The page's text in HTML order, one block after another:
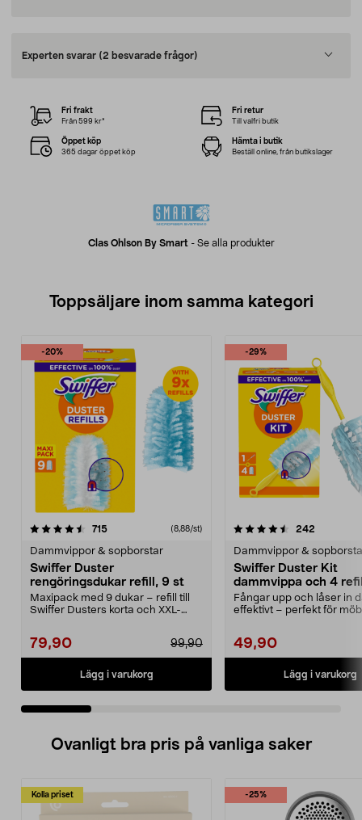
Experten svarar (2 besvarade frågor)
Clas Ohlson By Smart - Se alla produkter
Fri frakt
Från 599 kr*
Fri retur
Till valfri butik
Öppet köp
365 dagar öppet köp
Hämta i butik
Beställ online, från butikslager
Toppsäljare inom samma kategori
-20%
715recensioner (8,88/st)
Dammvippor & sopborstar
Swiffer Duster
rengöringsdukar refill, 9 st
Maxipack med 9 dukar – refill till
Swiffer Dusters korta och XXL-
79,90 99,90
Lägg i varukorg
-29%
4.5 av 5 stjärnor 242
Dammvippor &
Swiffer Duster Kit
dammvippa och 4
Fångar upp och låser in
effektivt – perfekt för
49,90
Lägg i varukorg
4.5 av 5 stjärnor
Ovanligt bra pris på vanliga saker
Kolla priset -25%